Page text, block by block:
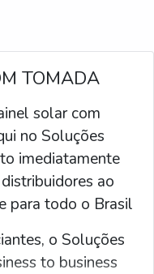
TOMADA
solar com
no Soluções
imediatamente
ao
para todo o Brasil
o Soluções
to business